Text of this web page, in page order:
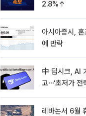
2.8%↑
아시아증시,
에 반락
中 딥시크, AI
고⋯‘초저가 전
레바논서 6월